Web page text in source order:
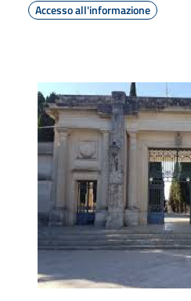
Accesso all'informazione